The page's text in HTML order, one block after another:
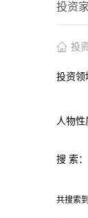
投资家
投
投资领
人物性
搜 索：
共搜索到